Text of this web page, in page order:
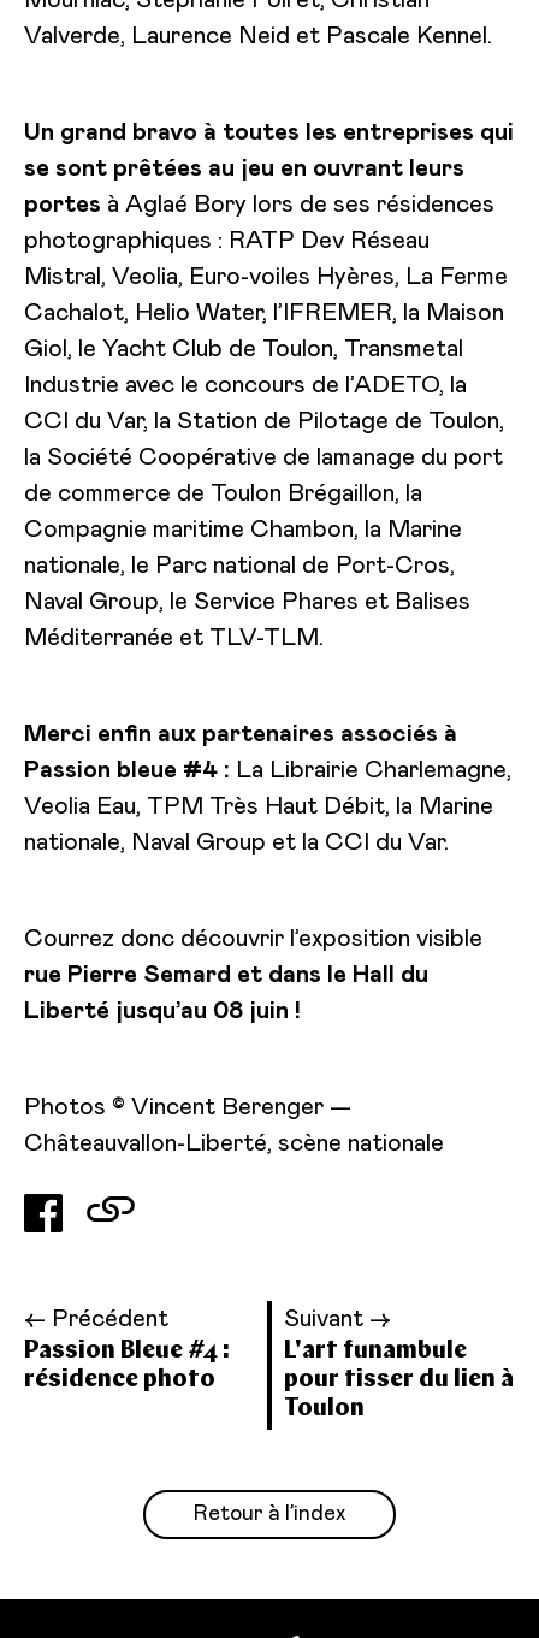
Valverde, Laurence Neid et Pascale Kennel.
Un grand bravo à toutes les entreprises qui
se sont prêtées au jeu en ouvrant leurs
portes à Aglaé Bory lors de ses résidences
photographiques : RATP Dev Réseau
Mistral, Veolia, Euro-voiles Hyères, La Ferme
Cachalot, Helio Water, l’IFREMER, la Maison
Giol, le Yacht Club de Toulon, Transmetal
Industrie avec le concours de l’ADETO, la
CCI du Var, la Station de Pilotage de Toulon,
la Société Coopérative de lamanage du port
de commerce de Toulon Brégaillon, la
Compagnie maritime Chambon, la Marine
nationale, le Parc national de Port-Cros,
Naval Group, le Service Phares et Balises
Méditerranée et TLV-TLM.
Merci enfin aux partenaires associés à
Passion bleue #4 : La Librairie Charlemagne,
Veolia Eau, TPM Très Haut Débit, la Marine
nationale, Naval Group et la CCI du Var.
Courrez donc découvrir l’exposition visible
rue Pierre Semard et dans le Hall du
Liberté jusqu’au 08 juin !
Photos © Vincent Berenger —
Châteauvallon-Liberté, scène nationale
← Précédent
Passion Bleue #4 :
résidence photo
Suivant →
L'art funambule
pour tisser du lien à
Toulon
Retour à l’index